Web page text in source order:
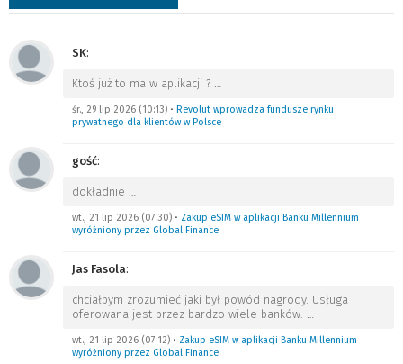
SK:
Ktoś już to ma w aplikacji ? …
śr., 29 lip 2026 (10:13) • Revolut wprowadza fundusze rynku
prywatnego dla klientów w Polsce
gość:
dokładnie …
wt., 21 lip 2026 (07:30) • Zakup eSIM w aplikacji Banku Millennium
wyróżniony przez Global Finance
Jas Fasola:
chciałbym zrozumieć jaki był powód nagrody. Usługa
oferowana jest przez bardzo wiele banków. …
wt., 21 lip 2026 (07:12) • Zakup eSIM w aplikacji Banku Millennium
wyróżniony przez Global Finance